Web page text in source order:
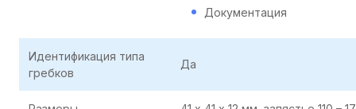
Документация
Идентификация типа
гребков
Да